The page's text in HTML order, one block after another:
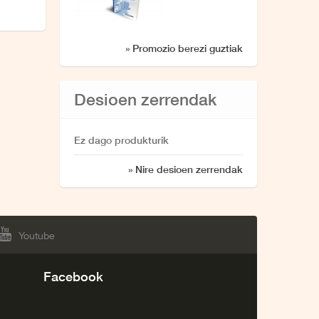
» Promozio berezi guztiak
Desioen zerrendak
Ez dago produkturik
» Nire desioen zerrendak
Youtube
Facebook